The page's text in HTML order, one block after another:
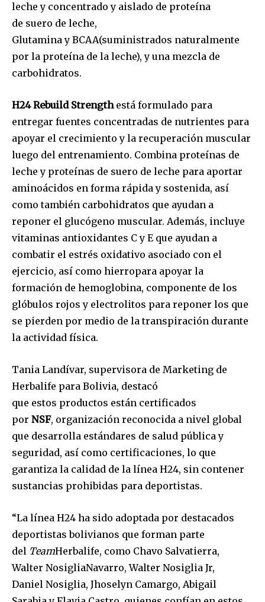
Join our community of
SUBSCRIBERS and be part of the
conversation.
To subscribe, simply enter your email address on our website
or click the subscribe button below. Don't worry, we respect
your privacy and won't spam your inbox. Your information is
safe with us.
leche y concentrado y aislado de proteína
de suero de leche,
Glutamina y BCAA(suministrados naturalmente
por la proteína de la leche), y una mezcla de
carbohidratos.
H24Rebuild Strengthestá formulado para
entregar fuentes concentradas de nutrientes para
apoyar el crecimiento y la recuperación muscular
luego del entrenamiento. Combina proteínas de
leche y proteínas de suero de leche para aportar
aminoácidos en forma rápida y sostenida, así
como también carbohidratos que ayudan a
reponer el glucógeno muscular. Además, incluye
vitaminas antioxidantes C y E que ayudan a
combatir el estrés oxidativo asociado con el
ejercicio, así como hierropara apoyar la
formación de hemoglobina, componente de los
glóbulos rojos y electrolitos para reponer los que
se pierden por medio de la transpiración durante
la actividad física.
Tania Landívar, supervisora de Marketing de
Herbalife para Bolivia, destacó
que estos productos están certificados
por NSF, organización reconocida a nivel global
que desarrolla estándares de salud pública y
seguridad, así como certificaciones, lo que
garantiza la calidad de la línea H24, sin contener
sustancias prohibidas para deportistas.
“La línea H24 ha sido adoptada por destacados
deportistas bolivianos que forman parte
del TeamHerbalife, como Chavo Salvatierra,
Walter NosigliaNavarro, Walter Nosiglia Jr,
Daniel Nosiglia, Jhoselyn Camargo, Abigail